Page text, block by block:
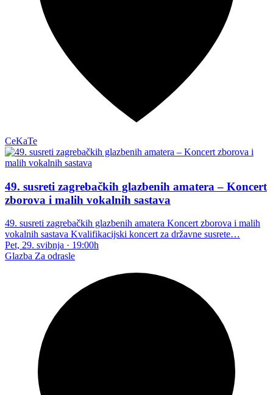
CeKaTe
49. susreti zagrebačkih glazbenih amatera – Koncert
zborova i malih vokalnih sastava
49. susreti zagrebačkih glazbenih amatera Koncert zborova i malih
vokalnih sastava Kvalifikacijski koncert za državne susrete…
Pet, 29. svibnja · 19:00h
Glazba Za odrasle